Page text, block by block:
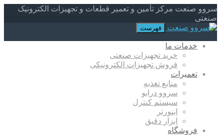
سروو صنعت مرکز تأمین و تعمیر قطعات و تجهیزات الکترونیک
صنعتی
فهرست
خدمات ما
خرید تجهیزات صنعتی
فروش تجهیزات الکترونیکی
تعمیرات
منابع تغذیه
سروو درایو
سیستم کنترل
اینورتر
ابزار دقیق
فروشگاه